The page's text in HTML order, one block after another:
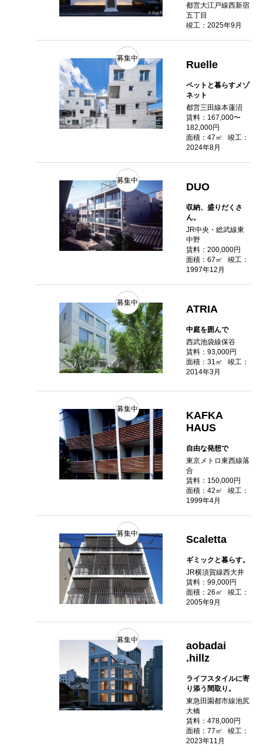
都営大江戸線西新宿
五丁目
竣工：2025年9月
募集中
Ruelle
ペットと暮らすメゾ
ネット
都営三田線本蓮沼
賃料：167,000〜
182,000円
面積：47㎡
竣工：
2024年8月
募集中
DUO
収納、盛りだくさ
ん。
JR中央・総武線東
中野
賃料：200,000円
面積：67㎡
竣工：
1997年12月
募集中
ATRIA
中庭を囲んで
西武池袋線保谷
賃料：93,000円
面積：31㎡
竣工：
2014年3月
募集中
KAFKA
HAUS
自由な発想で
東京メトロ東西線落
合
賃料：150,000円
面積：42㎡
竣工：
1999年4月
募集中
Scaletta
ギミックと暮らす。
JR横須賀線西大井
賃料：99,000円
面積：26㎡
竣工：
2005年9月
募集中
aobadai
.hillz
ライフスタイルに寄
り添う間取り。
東急田園都市線池尻
大橋
賃料：478,000円
面積：77㎡
竣工：
2023年11月